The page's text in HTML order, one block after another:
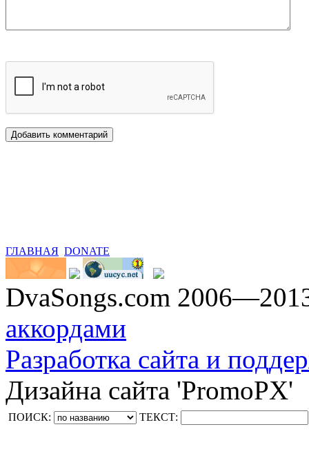
ГЛАВНАЯ DONATE
DvaSongs.com
аккордами
Разработка сайта и
Дизайна сайта 'PromoPX'
ПОИСК: ТЕКСТ: